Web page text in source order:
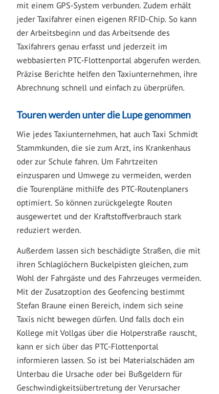
mit einem GPS-System verbunden. Zudem erhält
jeder Taxifahrer einen eigenen RFID-Chip. So kann
der Arbeitsbeginn und das Arbeitsende des
Taxifahrers genau erfasst und jederzeit im
webbasierten PTC-Flottenportal abgerufen werden.
Präzise Berichte helfen den Taxiunternehmen, ihre
Abrechnung schnell und einfach zu überprüfen.
Touren werden unter die Lupe genommen
Wie jedes Taxiunternehmen, hat auch Taxi Schmidt
Stammkunden, die sie zum Arzt, ins Krankenhaus
oder zur Schule fahren. Um Fahrtzeiten
einzusparen und Umwege zu vermeiden, werden
die Tourenpläne mithilfe des PTC-Routenplaners
optimiert. So können zurückgelegte Routen
ausgewertet und der Kraftstoffverbrauch stark
reduziert werden.
Außerdem lassen sich beschädigte Straßen, die mit
ihren Schlaglöchern Buckelpisten gleichen, zum
Wohl der Fahrgäste und des Fahrzeuges vermeiden.
Mit der Zusatzoption des Geofencing bestimmt
Stefan Braune einen Bereich, indem sich seine
Taxis nicht bewegen dürfen. Und falls doch ein
Kollege mit Vollgas über die Holperstraße rauscht,
kann er sich über das PTC-Flottenportal
informieren lassen. So ist bei Materialschäden am
Unterbau die Ursache oder bei Bußgeldern für
Geschwindigkeitsübertretung der Verursacher